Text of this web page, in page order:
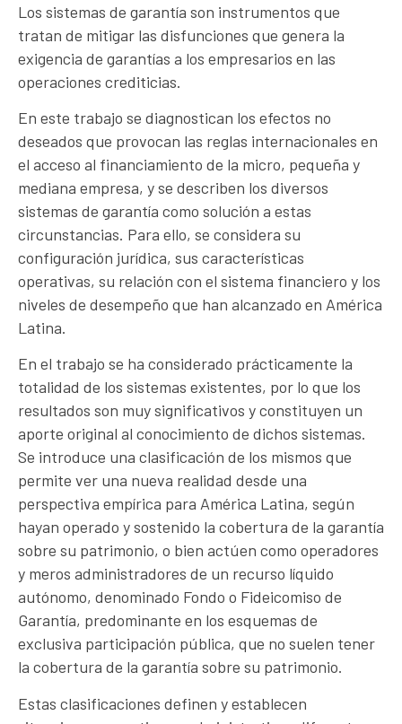
Los sistemas de garantía son instrumentos que
tratan de mitigar las disfunciones que genera la
exigencia de garantías a los empresarios en las
operaciones crediticias.
En este trabajo se diagnostican los efectos no
deseados que provocan las reglas internacionales en
el acceso al financiamiento de la micro, pequeña y
mediana empresa, y se describen los diversos
sistemas de garantía como solución a estas
circunstancias. Para ello, se considera su
configuración jurídica, sus características
operativas, su relación con el sistema financiero y los
niveles de desempeño que han alcanzado en América
Latina.
En el trabajo se ha considerado prácticamente la
totalidad de los sistemas existentes, por lo que los
resultados son muy significativos y constituyen un
aporte original al conocimiento de dichos sistemas.
Se introduce una clasificación de los mismos que
permite ver una nueva realidad desde una
perspectiva empírica para América Latina, según
hayan operado y sostenido la cobertura de la garantía
sobre su patrimonio, o bien actúen como operadores
y meros administradores de un recurso líquido
autónomo, denominado Fondo o Fideicomiso de
Garantía, predominante en los esquemas de
exclusiva participación pública, que no suelen tener
la cobertura de la garantía sobre su patrimonio.
Estas clasificaciones definen y establecen